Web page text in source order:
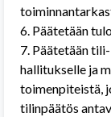
6. Päätetään
7. Päätetään
hallitukselle ja
toimenpiteistä,
tilinpäätös